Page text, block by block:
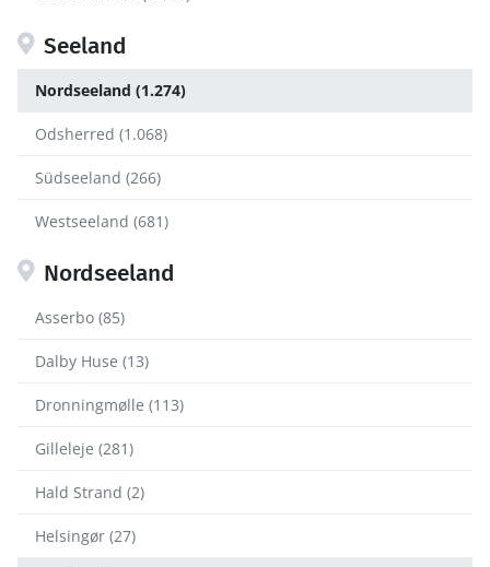
Seeland
Nordseeland (1.274)
Odsherred (1.068)
Südseeland (266)
Westseeland (681)
Nordseeland
Asserbo (85)
Dalby Huse (13)
Dronningmølle (113)
Gilleleje (281)
Hald Strand (2)
Helsingør (27)